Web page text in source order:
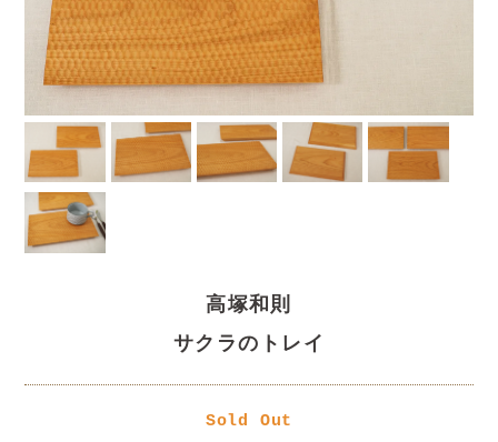
高塚和則
サクラのトレイ
Sold Out